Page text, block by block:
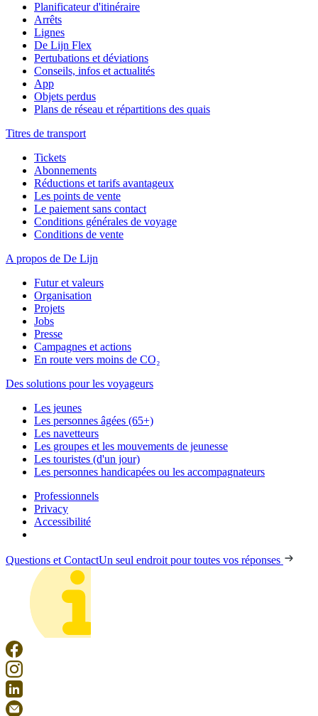
Planificateur d'itinéraire
Arrêts
Lignes
De Lijn Flex
Pertubations et déviations
Conseils, infos et actualités
App
Objets perdus
Plans de réseau et répartitions des quais
Titres de transport
Tickets
Abonnements
Réductions et tarifs avantageux
Les points de vente
Le paiement sans contact
Conditions générales de voyage
Conditions de vente
A propos de De Lijn
Futur et valeurs
Organisation
Projets
Jobs
Presse
Campagnes et actions
En route vers moins de CO₂
Des solutions pour les voyageurs
Les jeunes
Les personnes âgées (65+)
Les navetteurs
Les groupes et les mouvements de jeunesse
Les touristes (d'un jour)
Les personnes handicapées ou les accompagnateurs
Professionnels
Privacy
Accessibilité
Questions et ContactUn seul endroit pour toutes vos réponses